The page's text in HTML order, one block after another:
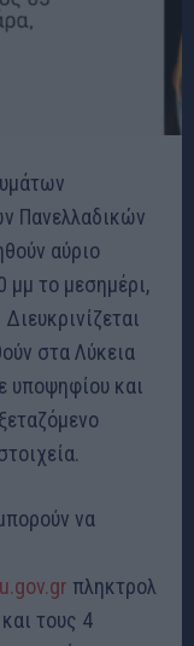
Πανελλαδικών
αύριο
μμ το μεσημέρι,
στα Λύκεια
υποψηφίου και
να
πληκτρολ
τους 4